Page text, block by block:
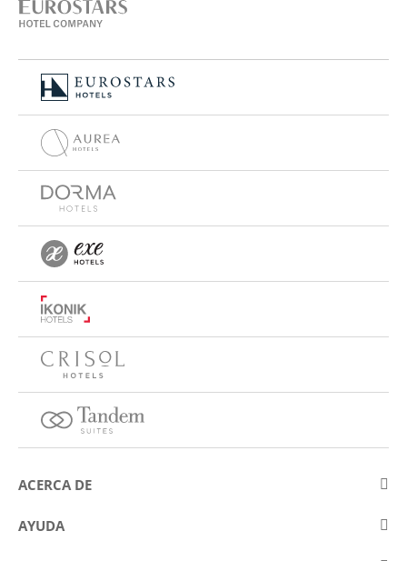
ACERCA DE
Sobre Eurostars Hotel Company
AYUDA